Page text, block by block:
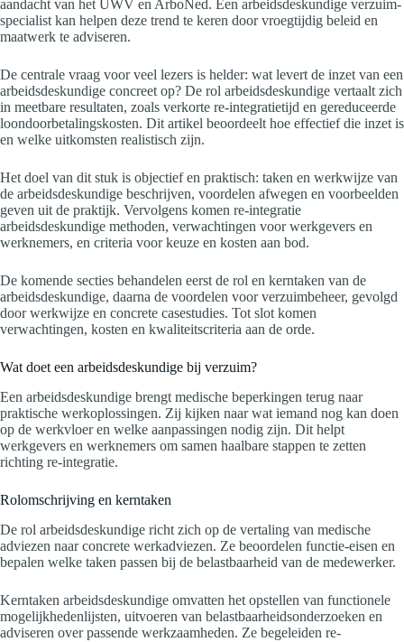
aandacht van het UWV en ArboNed. Een arbeidsdeskundige verzuim-
specialist kan helpen deze trend te keren door vroegtijdig beleid en
maatwerk te adviseren.
De centrale vraag voor veel lezers is helder: wat levert de inzet van een
arbeidsdeskundige concreet op? De rol arbeidsdeskundige vertaalt zich
in meetbare resultaten, zoals verkorte re-integratietijd en gereduceerde
loondoorbetalingskosten. Dit artikel beoordeelt hoe effectief die inzet is
en welke uitkomsten realistisch zijn.
Het doel van dit stuk is objectief en praktisch: taken en werkwijze van
de arbeidsdeskundige beschrijven, voordelen afwegen en voorbeelden
geven uit de praktijk. Vervolgens komen re-integratie
arbeidsdeskundige methoden, verwachtingen voor werkgevers en
werknemers, en criteria voor keuze en kosten aan bod.
De komende secties behandelen eerst de rol en kerntaken van de
arbeidsdeskundige, daarna de voordelen voor verzuimbeheer, gevolgd
door werkwijze en concrete casestudies. Tot slot komen
verwachtingen, kosten en kwaliteitscriteria aan de orde.
Wat doet een arbeidsdeskundige bij verzuim?
Een arbeidsdeskundige brengt medische beperkingen terug naar
praktische werkoplossingen. Zij kijken naar wat iemand nog kan doen
op de werkvloer en welke aanpassingen nodig zijn. Dit helpt
werkgevers en werknemers om samen haalbare stappen te zetten
richting re-integratie.
Rolomschrijving en kerntaken
De rol arbeidsdeskundige richt zich op de vertaling van medische
adviezen naar concrete werkadviezen. Ze beoordelen functie-eisen en
bepalen welke taken passen bij de belastbaarheid van de medewerker.
Kerntaken arbeidsdeskundige omvatten het opstellen van functionele
mogelijkhedenlijsten, uitvoeren van belastbaarheidsonderzoeken en
adviseren over passende werkzaamheden. Ze begeleiden re-